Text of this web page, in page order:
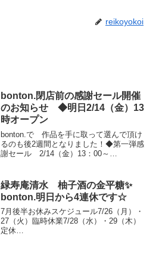
reikoyokoi
bonton.閉店前の感謝セール開催
のお知らせ ◆明日2/14（金）13
時オープン
bonton.で 作品を手に取って選んで頂け
るのも後2週間となりました！◆第一弾感
謝セール 2/14（金）13：00～
ています✨📌お支払いは現金のみとさ...
緑寿庵清水 柚子酒の金平糖✨
bonton.明日から4連休です☆
7月後半お休みスケジュール7/26（月）・
27（火）臨時休業7/28（水）・29（木）
定休